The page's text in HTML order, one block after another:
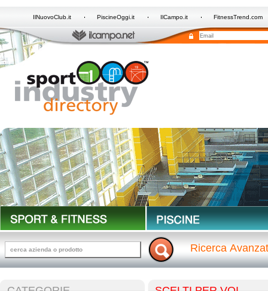
IlNuovoClub.it PiscineOggi.it IlCampo.it FitnessTrend.com
Ricerca